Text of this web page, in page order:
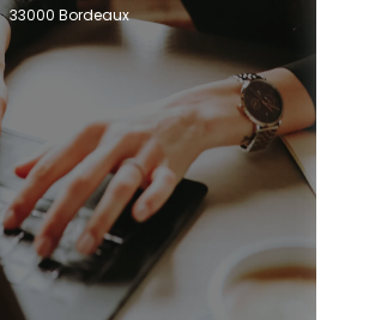
33000 Bordeaux